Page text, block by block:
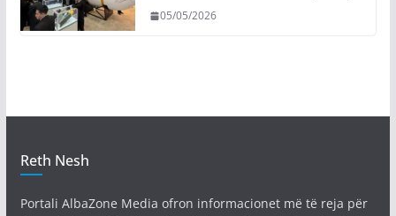
05/05/2026
Reth Nesh
Portali AlbaZone Media ofron informacionet më të reja për